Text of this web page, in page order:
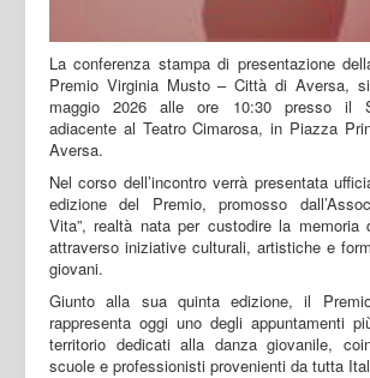
La conferenza stampa di presentazione
Premio Virginia Musto – Città di Aversa,
maggio 2026 alle ore 10:30 presso il
adiacente al Teatro Cimarosa, in Piazza
Aversa.
Nel corso dell’incontro verrà presentata
edizione del Premio, promosso
Vita”, realtà nata per custodire la memoria
attraverso iniziative culturali, artistiche e
giovani.
Giunto alla sua quinta edizione, il
rappresenta oggi uno degli appuntamenti
territorio dedicati alla danza giovanile,
scuole e professionisti provenienti da tutta